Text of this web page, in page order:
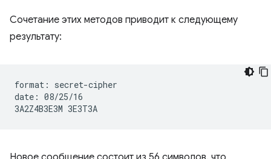
Сочетание этих методов приводит к следующему
результату:
format: secret-cipher
date: 08/25/16